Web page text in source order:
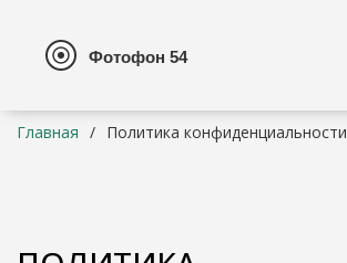
Главная Политика конфиденциальности